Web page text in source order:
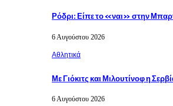
Ρόδρι: Είπε το «ναι» στην
6 Αυγούστου 2026
Αθλητικά
Με Γιόκιτς και Μιλουτίνοφ η
6 Αυγούστου 2026